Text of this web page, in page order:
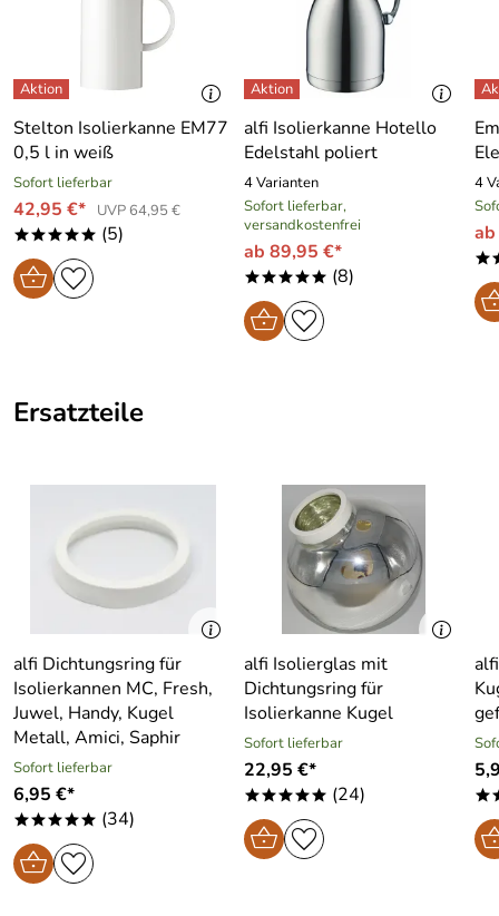
Stelton Isolierkanne EM77
0,5 l in weiß
Sofort lieferbar
42,95 €* UVP 64,95 €
***** (5)
alfi Isolierkanne Hotello
Edelstahl poliert
4 Varianten
Sofort lieferbar,
versandkostenfrei
ab 89,95 €*
***** (8)
4
Ersatzteile
alfi Dichtungsring für
Isolierkannen MC, Fresh,
Juwel, Handy, Kugel
Metall, Amici, Saphir
Sofort lieferbar
6,95 €*
***** (34)
alfi Isolierglas mit
Dichtungsring für
Isolierkanne Kugel
Sofort lieferbar
22,95 €*
***** (24)